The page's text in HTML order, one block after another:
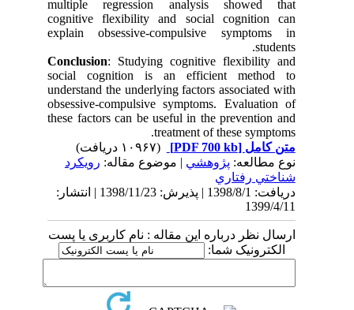
multiple regression analysis showed that
cognitive flexibility and social cognition can
explain obsessive-compulsive symptoms in
students.
Conclusion
: Studying cognitive flexibility and
social cognition is an efficient method to
understand the underlying factors associated with
obsessive-compulsive symptoms. Evaluation of
these factors can be useful in the prevention and
treatment of these symptoms.
متن کامل[PDF 700 kb]
نوع مطالعه:پژوهشي| موضوع مقاله:رويكرد
شناختي رفتاري
دریافت: 1398/8/1 | پذیرش: 1398/11/23 | انتشار:
1399/4/11
ارسال نظر درباره این مقاله : نام کاربری یا پست
الکترونیک شما: